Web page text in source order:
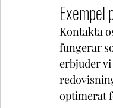
Exempel
Kontakta
fungerar
erbjuder
optimerat